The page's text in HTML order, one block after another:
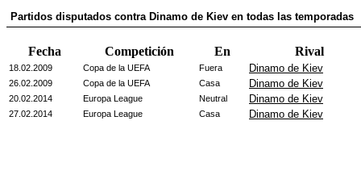
Partidos disputados contra Dinamo de Kiev en todas las temporadas
Fecha Competición En Rival
18.02.2009 Copa de la UEFA Fuera Dinamo de Kiev
26.02.2009 Copa de la UEFA Casa Dinamo de Kiev
20.02.2014 Europa League Neutral Dinamo de Kiev
27.02.2014 Europa League Casa Dinamo de Kiev